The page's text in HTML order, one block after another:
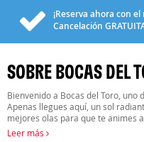
¡Reserva ahora con
Cancelación
SOBRE BOCAS DEL
Bienvenido a Bocas del Toro, uno
Apenas llegues aquí, un sol
mejores olas para que te animes
Leer más